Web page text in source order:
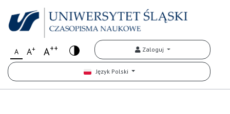
A A+ A++ Zaloguj
Język Polski